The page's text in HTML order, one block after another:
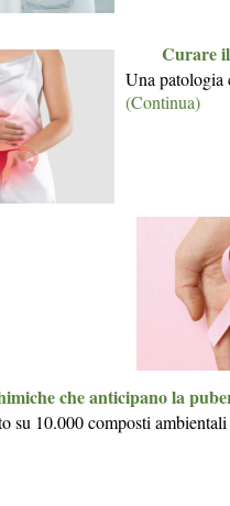
Curare
Una patologia
(Continua)
che anticipano la
su 10.000 composti ambientali